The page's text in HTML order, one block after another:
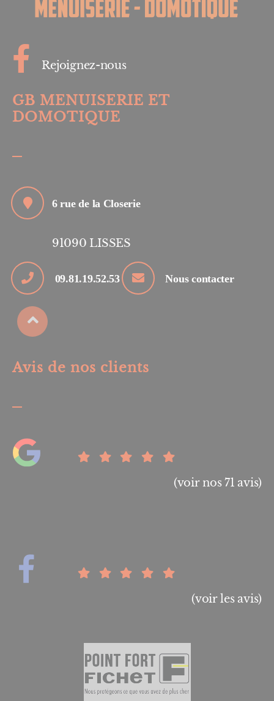
Rejoignez-nous
GB MENUISERIE ET
DOMOTIQUE
6 rue de la Closerie
91090 LISSES
09.81.19.52.53 Nous contacter
Avis de nos clients
(voir nos 71 avis)
(voir les avis)